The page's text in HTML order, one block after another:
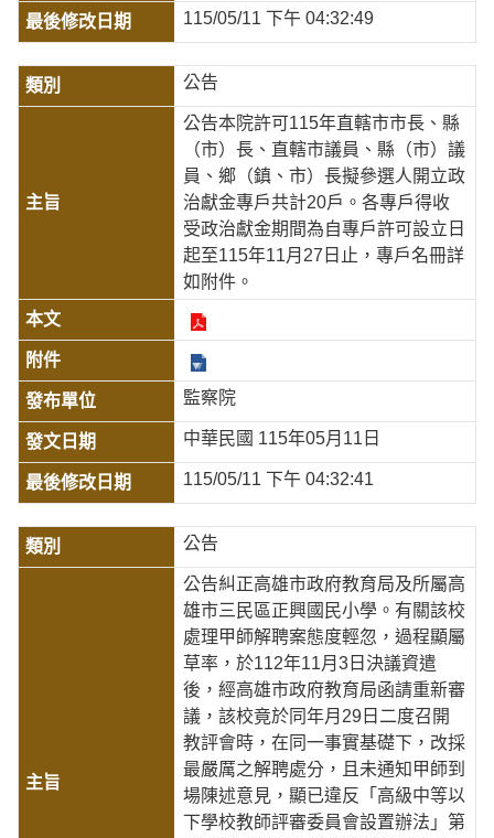
115/05/11 下午 04:32:49
公告
公告本院許可115年直轄市市長、縣
（市）長、直轄市議員、縣（市）議
員、鄉（鎮、市）長擬參選人開立政
治獻金專戶共計20戶。各專戶得收
受政治獻金期間為自專戶許可設立日
起至115年11月27日止，專戶名冊詳
如附件。
監察院
中華民國 115年05月11日
115/05/11 下午 04:32:41
公告
公告糾正高雄市政府教育局及所屬高
雄市三民區正興國民小學。有關該校
處理甲師解聘案態度輕忽，過程顯屬
草率，於112年11月3日決議資遣
後，經高雄市政府教育局函請重新審
議，該校竟於同年月29日二度召開
教評會時，在同一事實基礎下，改採
最嚴厲之解聘處分，且未通知甲師到
場陳述意見，顯已違反「高級中等以
下學校教師評審委員會設置辦法」第